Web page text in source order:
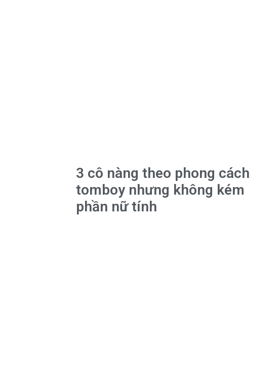
3 cô nàng theo phong cách
tomboy nhưng không kém
phần nữ tính